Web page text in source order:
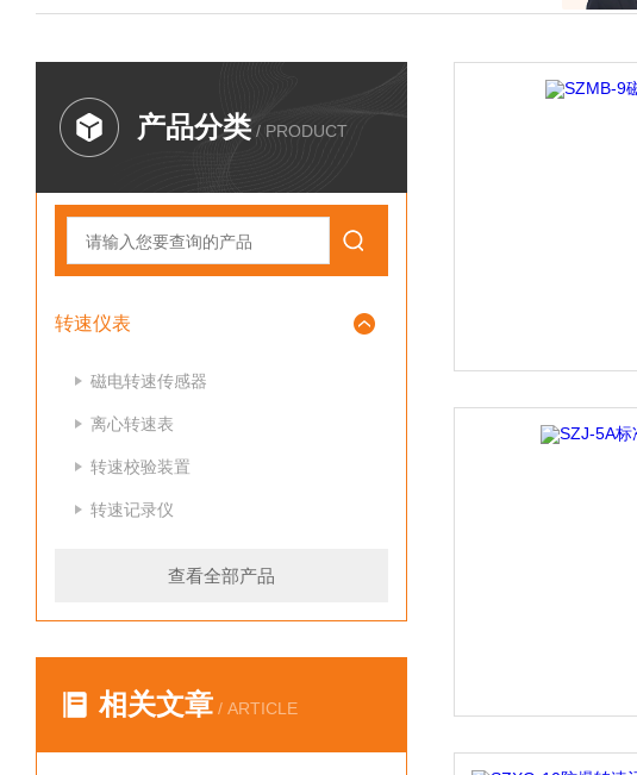
产品分类 / PRODUCT
转速仪表
磁电转速传感器
离心转速表
转速校验装置
转速记录仪
查看全部产品
相关文章 / ARTICLE